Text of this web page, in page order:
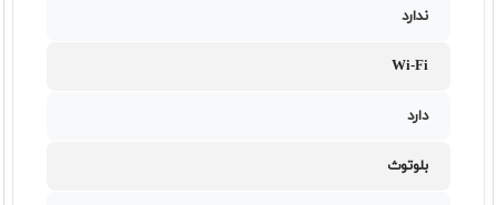
ندارد
Wi-Fi
دارد
بلوتوث